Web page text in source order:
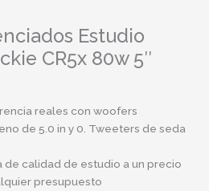
Estudio
CR5x 80w 5″
reales con woofers
de 5.0 in y 0. Tweeters de seda
calidad de estudio a un precio
presupuesto